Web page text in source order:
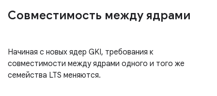
Совместимость между ядрами
Начиная с новых ядер GKI, требования к
совместимости между ядрами одного и того же
семейства LTS меняются.